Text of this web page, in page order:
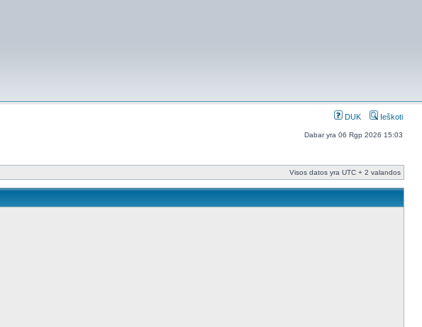
DUK Ieškoti
Dabar yra 06 Rgp 2026 15:03
Visos datos yra UTC + 2 valandos